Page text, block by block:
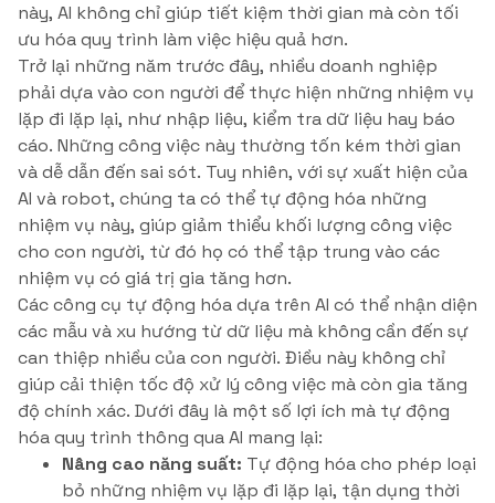
này, AI không chỉ giúp tiết kiệm thời gian mà còn tối
ưu hóa quy trình làm việc hiệu quả hơn.
Trở lại những năm trước đây, nhiều doanh nghiệp
phải dựa vào con người để thực hiện những nhiệm vụ
lặp đi lặp lại, như nhập liệu, kiểm tra dữ liệu hay báo
cáo. Những công việc này thường tốn kém thời gian
và dễ dẫn đến sai sót. Tuy nhiên, với sự xuất hiện của
AI và robot, chúng ta có thể tự động hóa những
nhiệm vụ này, giúp giảm thiểu khối lượng công việc
cho con người, từ đó họ có thể tập trung vào các
nhiệm vụ có giá trị gia tăng hơn.
Các công cụ tự động hóa dựa trên AI có thể nhận diện
các mẫu và xu hướng từ dữ liệu mà không cần đến sự
can thiệp nhiều của con người. Điều này không chỉ
giúp cải thiện tốc độ xử lý công việc mà còn gia tăng
độ chính xác. Dưới đây là một số lợi ích mà tự động
hóa quy trình thông qua AI mang lại:
Nâng cao năng suất: Tự động hóa cho phép loại
bỏ những nhiệm vụ lặp đi lặp lại, tận dụng thời